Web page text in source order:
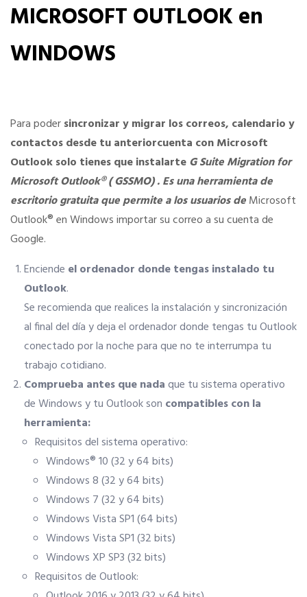
La Fundación
PORTAL DE TRANSPARENCIA
Información Institucional y Corporativa
Organigrama del CGAC
Registro de actividades
Información económica
SERVICIOS
Ventajas para mujeres, jóvenes y mayores de 55
Curso de Acceso
Portal de Empleo Internacional
Formación Gratuita
Descuentos Exclusivos
MICROSOFT OUTLOOK en
WINDOWS
Para podersincronizar y migrar los correos, calendario y
contactos desde tu anteriorcuenta con Microsoft
Outlook solo tienes que instalarteG Suite Migration for
Microsoft Outlook® (GSSMO). Es una herramienta de
escritoriogratuitaque permite a los usuarios deMicrosoft
Outlook® en Windows importar su correo a su cuenta de
Google.
Enciende el ordenador donde tengas instalado tu
Outlook.
Se recomienda que realices la instalación y sincronización
al final del día y deja el ordenador donde tengas tu Outlook
conectado por la noche para que no te interrumpa tu
trabajo cotidiano.
Comprueba antes que nadaque tu sistema operativo
de Windows y tu Outlook son compatibles con la
herramienta:
Requisitos del sistema operativo:
Windows® 10 (32 y 64 bits)
Windows 8 (32 y 64 bits)
Windows 7 (32 y 64 bits)
Windows Vista SP1 (64 bits)
Windows Vista SP1 (32 bits)
Windows XP SP3 (32 bits)
Requisitos de Outlook: